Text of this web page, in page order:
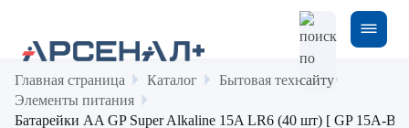
Главная страница Каталог
Бытовая техника
Элементы питания
Батарейки AA GP Super Alkaline 15A LR6 (40 шт) [ GP 15A-